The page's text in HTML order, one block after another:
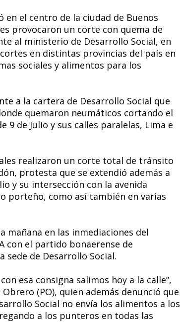
el centro de la ciudad de Buenos
provocaron un corte con quema de
al ministerio de Desarrollo Social, en
en distintas provincias del país en
sociales y alimentos para los
a la cartera de Desarrollo Social que
quemaron neumáticos cortando el
9 de Julio y sus calles paralelas, Lima e
realizaron un corte total de tránsito
protesta que se extendió además a
y su intersección con la avenida
porteño, como así también en varias
mañana en las inmediaciones del
con el partido bonaerense de
sede de Desarrollo Social.
esa consigna salimos hoy a la calle”,
(PO), quien además denunció que
Social no envía los alimentos a los
a los punteros en todas las